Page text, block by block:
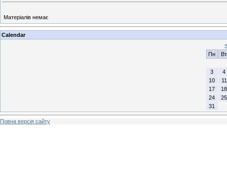
Матеріалів немає
Calendar
«
Пн
Вт
3
4
10
11
17
18
24
25
31
Повна версія сайту